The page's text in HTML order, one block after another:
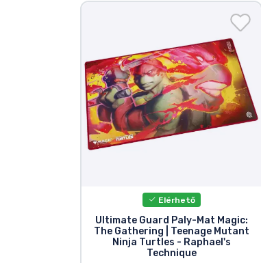
Elérhető
Ultimate Guard Paly-Mat Magic:
The Gathering | Teenage Mutant
Ninja Turtles - Raphael's
Technique
Terméktípusok